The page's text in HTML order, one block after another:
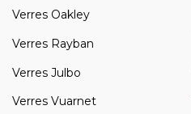
Verres Oakley
Verres Rayban
Verres Julbo
Verres Vuarnet